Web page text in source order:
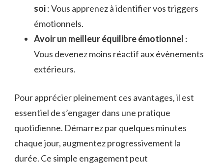
soi: Vous apprenez à identifier vos triggers
émotionnels.
Avoir un meilleur équilibre émotionnel :
Vous devenez moins réactif aux évènements
extérieurs.
Pour apprécier pleinement ces avantages, il est
essentiel de s’engager dans une pratique
quotidienne. Démarrez par quelques minutes
chaque jour, augmentez progressivement la
durée. Ce simple engagement peut